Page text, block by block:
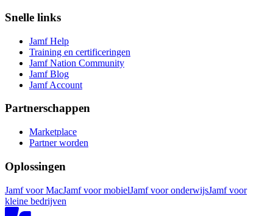
Snelle links
Jamf Help
Training en certificeringen
Jamf Nation Community
Jamf Blog
Jamf Account
Partnerschappen
Marketplace
Partner worden
Oplossingen
Jamf voor MacJamf voor mobielJamf voor onderwijsJamf voor
kleine bedrijven